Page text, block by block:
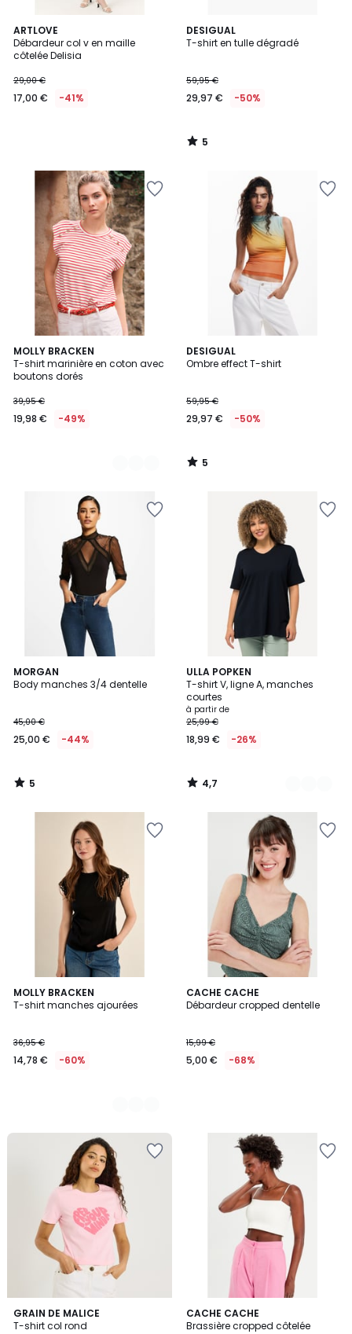
ARTLOVE
Débardeur col v en maille
côtelée Delisia
29,00 €
17,00 € -41%
DESIGUAL
T-shirt en tulle dégradé
59,95 €
29,97 € -50%
5
/
5
/
MOLLY BRACKEN
T-shirt marinière en coton avec
boutons dorés
39,95 €
19,98 € -49%
2
Couleurs
DESIGUAL
Ombre effect T-shirt
59,95 €
29,97 € -50%
5
/
5
/
MORGAN
Body manches 3/4 dentelle
45,00 €
25,00 € -44%
5
/
5
/
ULLA POPKEN
T-shirt V, ligne A, manches
courtes
à partir de
25,99 €
18,99 € -26%
4,7
/ 5
32
Couleurs
4,7
/
MOLLY BRACKEN
T-shirt manches ajourées
36,95 €
14,78 € -60%
2
Couleurs
CACHE CACHE
Débardeur cropped dentelle
15,99 €
5,00 € -68%
GRAIN DE MALICE
T-shirt col rond
CACHE CACHE
Brassière cropped côtelée